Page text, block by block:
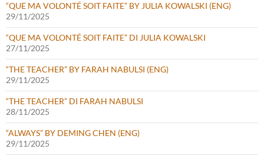
“QUE MA VOLONTÉ SOIT FAITE” BY JULIA KOWALSKI (ENG)
29/11/2025
“QUE MA VOLONTÉ SOIT FAITE” DI JULIA KOWALSKI
27/11/2025
“THE TEACHER” BY FARAH NABULSI (ENG)
29/11/2025
“THE TEACHER” DI FARAH NABULSI
28/11/2025
“ALWAYS” BY DEMING CHEN (ENG)
29/11/2025